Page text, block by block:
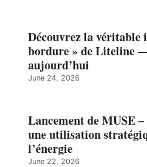
Découvrez la véritable
bordure » de Liteline
aujourd’hui
June 24, 2026
Lancement de MUSE
une utilisation
l’énergie
June 22, 2026